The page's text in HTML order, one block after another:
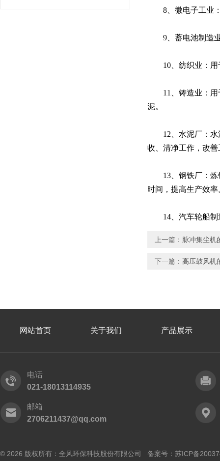
8、微电子工业：
9、蓄电池制造业
10、纺织业：用
11、铸造业：用于
泥。
12、水泥厂：水泥
收、清净工作，改
13、钢铁厂：炼钢
时间，提高生产效率
14、汽车轮船制
上一篇： 脉冲集尘机
下一篇： 高压鼓风机
网站首页 关于我们 产品展示
电话
021-18013114935
邮箱
2706211437@qq.com
© 2026 版权所有：全风环保科技股份有限公司 备案号： 苏ICP备